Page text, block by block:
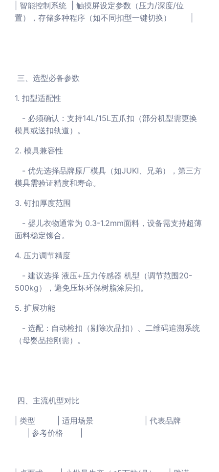
| 智能控制系统 | 触摸屏设定参数（压力/深度/位
置），存储多种程序（如不同扣型一键切换） |
三、选型必备参数
1. 扣型适配性
- 必须确认：支持14L/15L五爪扣（部分机型需更换
模具或送扣轨道）。
2. 模具兼容性
- 优先选择品牌原厂模具（如JUKI、兄弟），第三方
模具需验证精度和寿命。
3. 钉扣厚度范围
- 婴儿衣物通常为 0.3-1.2mm面料，设备需支持超薄
面料稳定铆合。
4. 压力调节精度
- 建议选择 液压+压力传感器 机型（调节范围20-
500kg），避免压坏环保树脂涂层扣。
5. 扩展功能
- 选配：自动检扣（剔除次品扣）、二维码追溯系统
（母婴品控刚需）。
四、主流机型对比
| 类型 | 适用场景 | 代表品牌
| 参考价格 |